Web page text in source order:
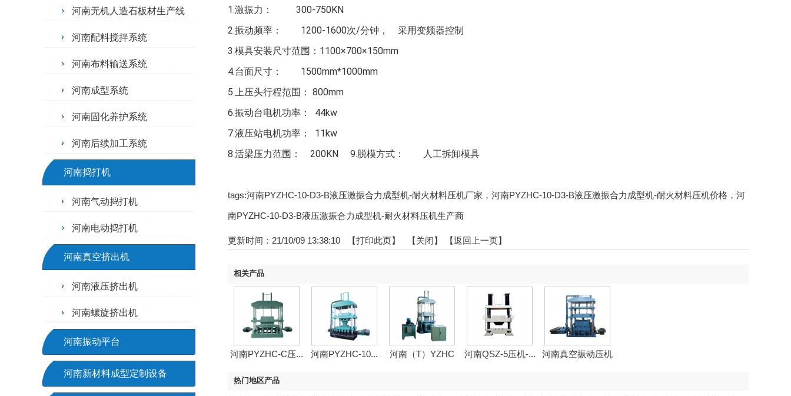
河南无机人造石板材生产线
河南配料搅拌系统
河南布料输送系统
河南成型系统
河南固化养护系统
河南后续加工系统
河南捣打机
河南气动捣打机
河南电动捣打机
河南真空挤出机
河南液压挤出机
河南螺旋挤出机
河南振动平台
河南新材料成型定制设备
1.激振力： 300-750KN
2.振动频率： 1200-1600次/分钟， 采用变频器控制
3.模具安装尺寸范围 ： 1100×700×150mm
4.台面尺寸： 1500mm*1000mm
5.上压头行程范围 ：
800mm
6.振动台电机功率： 44kw
7.液压站电机功率： 11kw
8.活梁压力范围： 200KN 9.脱模方式： 人工拆卸模具
tags:河南PYZHC-10-D3-B液压激振合力成型机-耐火材料压机厂家，河南PYZHC-10-D3-B液压激振合力成型机-耐火材料压机价格，河
南PYZHC-10-D3-B液压激振合力成型机-耐火材料压机生产商
更新时间：21/10/09 13:38:10 【打印此页】 【关闭】 【返回上一页】
相关产品
河南PYZHC-C压... 河南PYZHC-10...
河南（T）YZHC
河南QSZ-5压机-... 河南真空振动压机
热门地区产品